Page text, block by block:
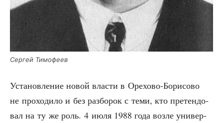
Сер­гей Тимофеев
Уста­нов­ле­ние новой вла­сти в Оре­хо­во-Бори­со­во
не про­хо­ди­ло и без раз­бо­рок с теми, кто пре­тен­до­
вал на ту же роль. 4 июля 1988 года воз­ле уни­вер­